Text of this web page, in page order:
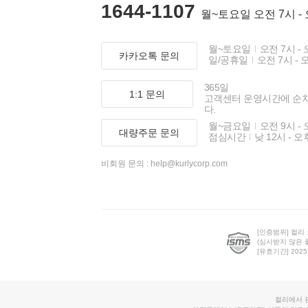
1644-1107 월~토요일 오전 7시 -
카카오톡 문의
월~토요일
오전 7시 -
일/공휴일
오전 7시 -
1:1 문의
365일
고객센터 운영시간에 순
다.
대량주문 문의
월~금요일
오전 9시 -
점심시간
낮 12시 - 오
비회원 문의 : help@kurlycorp.com
[인증범위] 컬리
(심사받지 않은
[유효기간]
컬리에서